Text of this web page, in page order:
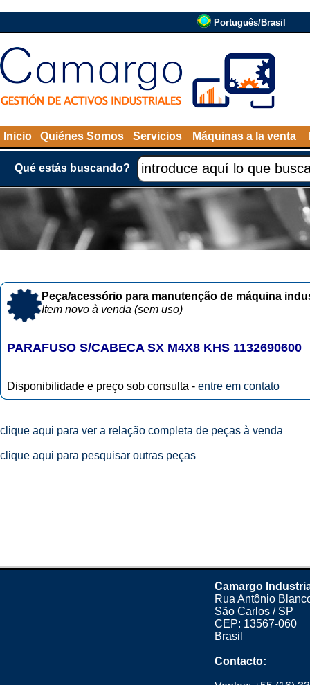
Português/Brasil
Inicio Quiénes Somos Servicios Máquinas a la venta
Qué estás buscando?
Peça/acessório para manutenção de máquina
Item novo à venda (sem uso)
PARAFUSO S/CABECA SX M4X8 KHS 1132690600
Disponibilidade e preço sob consulta - entre em contato
clique aqui para ver a relação completa de peças à venda
clique aqui para pesquisar outras peças
Camargo
Rua Antônio
São Carlos / SP
CEP: 13567-060
Brasil
Contacto: